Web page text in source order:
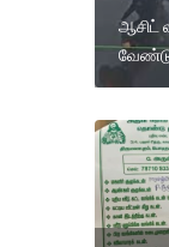
ஆசிட்